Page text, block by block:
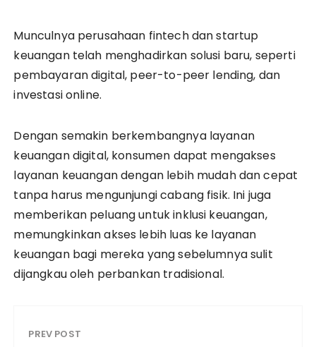
Munculnya perusahaan fintech dan startup
keuangan telah menghadirkan solusi baru, seperti
pembayaran digital, peer-to-peer lending, dan
investasi online.
Dengan semakin berkembangnya layanan
keuangan digital, konsumen dapat mengakses
layanan keuangan dengan lebih mudah dan cepat
tanpa harus mengunjungi cabang fisik. Ini juga
memberikan peluang untuk inklusi keuangan,
memungkinkan akses lebih luas ke layanan
keuangan bagi mereka yang sebelumnya sulit
dijangkau oleh perbankan tradisional.
PREV POST